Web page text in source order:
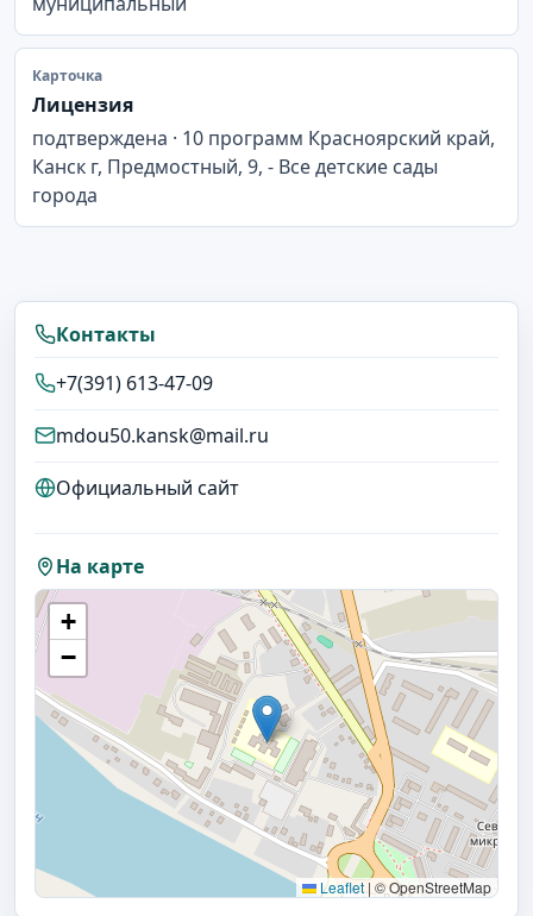
Карточка
Лицензия
подтверждена · 10 программ Красноярский край,
Канск г, Предмостный, 9, - Все детские сады
города
Контакты
+7(391) 613-47-09
mdou50.kansk@mail.ru
Официальный сайт
На карте
+
−
Leaflet | © OpenStreetMap